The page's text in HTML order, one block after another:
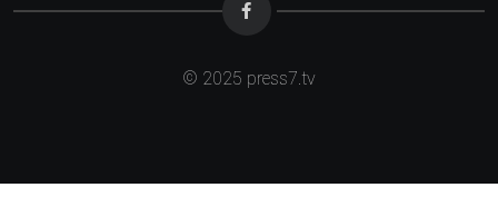
© 2025 press7.tv